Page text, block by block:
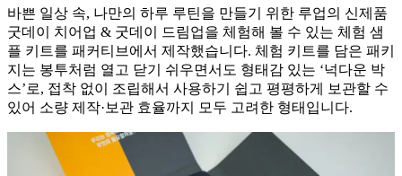
바쁜 일상 속, 나만의 하루 루틴을 만들기 위한 루업의 신제품
굿데이 치어업 & 굿데이 드림업을 체험해 볼 수 있는 체험 샘
플 키트를 패커티브에서 제작했습니다. 체험 키트를 담은 패키
지는 봉투처럼 열고 닫기 쉬우면서도 형태감 있는 ‘넉다운 박
스’로, 접착 없이 조립해서 사용하기 쉽고 평평하게 보관할 수
있어 소량 제작·보관 효율까지 모두 고려한 형태입니다.